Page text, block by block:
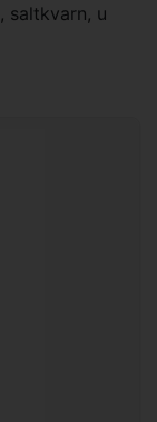
, saltkvarn, u